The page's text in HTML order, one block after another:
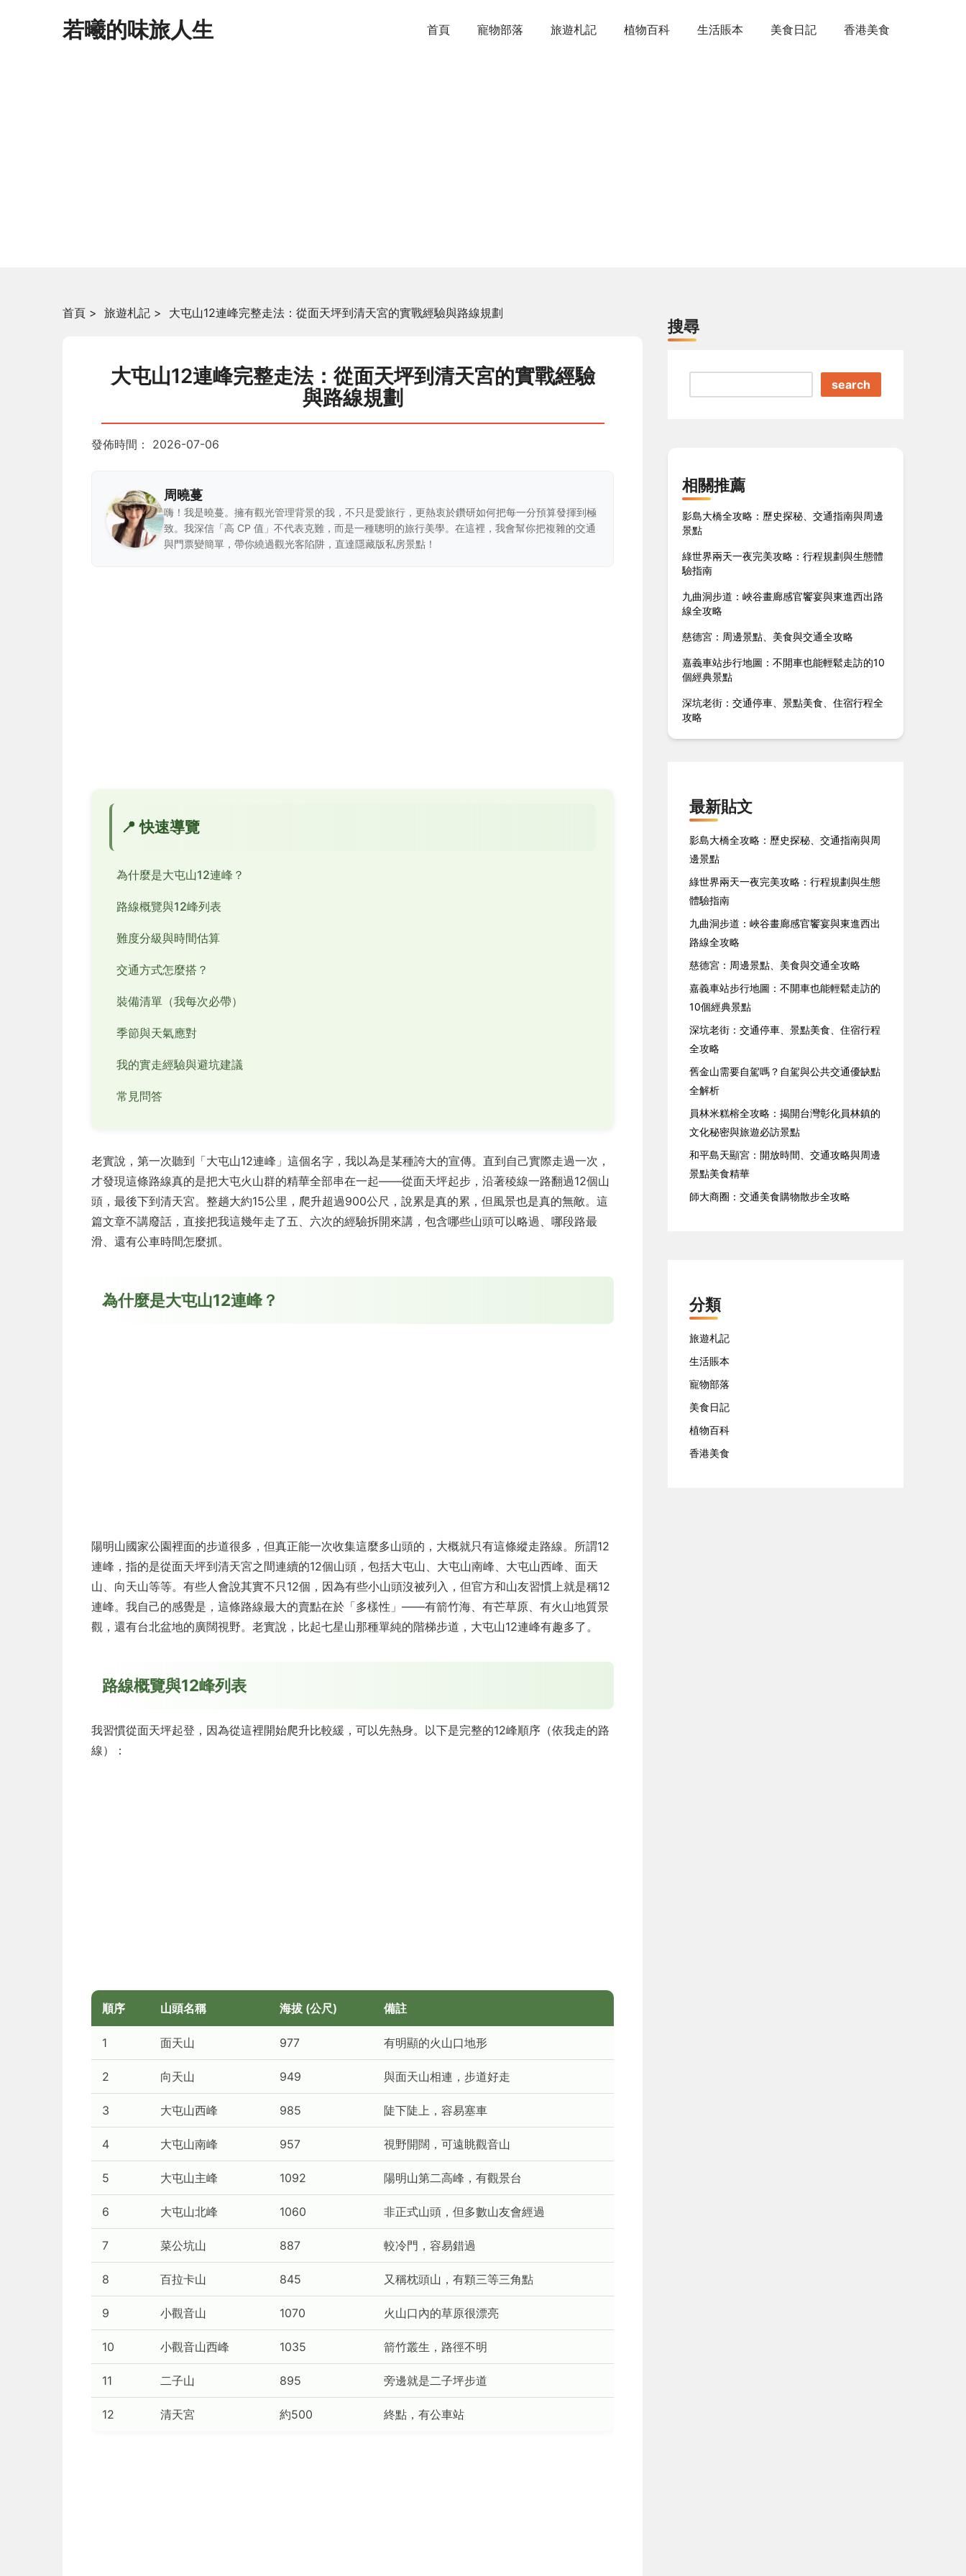
若曦的味旅人生 首頁 寵物部落 旅遊札記 植物百科 生活賬本 美食日記 香港美食
首頁 > 旅遊札記 > 大屯山12連峰完整走法：從面天坪到清天宮的實戰經驗與路線規劃
大屯山12連峰完整走法：從面天坪到清天宮的實戰經驗
與路線規劃
發佈時間： 2026-07-06
周曉蔓
嗨！我是曉蔓。擁有觀光管理背景的我，不只是愛旅行，更熱衷於鑽研如何把每一分預算發揮到極
致。我深信「高 CP 值」不代表克難，而是一種聰明的旅行美學。在這裡，我會幫你把複雜的交通
與門票變簡單，帶你繞過觀光客陷阱，直達隱藏版私房景點！
📍 快速導覽
為什麼是大屯山12連峰？
路線概覽與12峰列表
難度分級與時間估算
交通方式怎麼搭？
裝備清單（我每次必帶）
季節與天氣應對
我的實走經驗與避坑建議
常見問答
老實說，第一次聽到「大屯山12連峰」這個名字，我以為是某種誇大的宣傳。直到自己實際走過一次，
才發現這條路線真的是把大屯火山群的精華全部串在一起——從面天坪起步，沿著稜線一路翻過12個山
頭，最後下到清天宮。整趟大約15公里，爬升超過900公尺，說累是真的累，但風景也是真的無敵。這
篇文章不講廢話，直接把我這幾年走了五、六次的經驗拆開來講，包含哪些山頭可以略過、哪段路最
滑、還有公車時間怎麼抓。
為什麼是大屯山12連峰？
陽明山國家公園裡面的步道很多，但真正能一次收集這麼多山頭的，大概就只有這條縱走路線。所謂12
連峰，指的是從面天坪到清天宮之間連續的12個山頭，包括大屯山、大屯山南峰、大屯山西峰、面天
山、向天山等等。有些人會說其實不只12個，因為有些小山頭沒被列入，但官方和山友習慣上就是稱12
連峰。我自己的感覺是，這條路線最大的賣點在於「多樣性」——有箭竹海、有芒草原、有火山地質景
觀，還有台北盆地的廣闊視野。老實說，比起七星山那種單純的階梯步道，大屯山12連峰有趣多了。
路線概覽與12峰列表
我習慣從面天坪起登，因為從這裡開始爬升比較緩，可以先熱身。以下是完整的12峰順序（依我走的路
線）：
順序 山頭名稱 海拔 (公尺) 備註
1 面天山 977 有明顯的火山口地形
2 向天山 949 與面天山相連，步道好走
3 大屯山西峰 985 陡下陡上，容易塞車
4 大屯山南峰 957 視野開闊，可遠眺觀音山
5 大屯山主峰 1092 陽明山第二高峰，有觀景台
6 大屯山北峰 1060 非正式山頭，但多數山友會經過
7 菜公坑山 887 較冷門，容易錯過
8 百拉卡山 845 又稱枕頭山，有顆三等三角點
9 小觀音山 1070 火山口內的草原很漂亮
10 小觀音山西峰 1035 箭竹叢生，路徑不明
11 二子山 895 旁邊就是二子坪步道
12 清天宮 約500 終點，有公車站
搜尋
search
相關推薦
影島大橋全攻略：歷史探秘、交通指南與周邊
景點
綠世界兩天一夜完美攻略：行程規劃與生態體
驗指南
九曲洞步道：峽谷畫廊感官饗宴與東進西出路
線全攻略
慈德宮：周邊景點、美食與交通全攻略
嘉義車站步行地圖：不開車也能輕鬆走訪的10
個經典景點
深坑老街：交通停車、景點美食、住宿行程全
攻略
最新貼文
影島大橋全攻略：歷史探秘、交通指南與周
邊景點
綠世界兩天一夜完美攻略：行程規劃與生態
體驗指南
九曲洞步道：峽谷畫廊感官饗宴與東進西出
路線全攻略
慈德宮：周邊景點、美食與交通全攻略
嘉義車站步行地圖：不開車也能輕鬆走訪的
10個經典景點
深坑老街：交通停車、景點美食、住宿行程
全攻略
舊金山需要自駕嗎？自駕與公共交通優缺點
全解析
員林米糕榕全攻略：揭開台灣彰化員林鎮的
文化秘密與旅遊必訪景點
和平島天顯宮：開放時間、交通攻略與周邊
景點美食精華
師大商圈：交通美食購物散步全攻略
分類
旅遊札記
生活賬本
寵物部落
美食日記
植物百科
香港美食